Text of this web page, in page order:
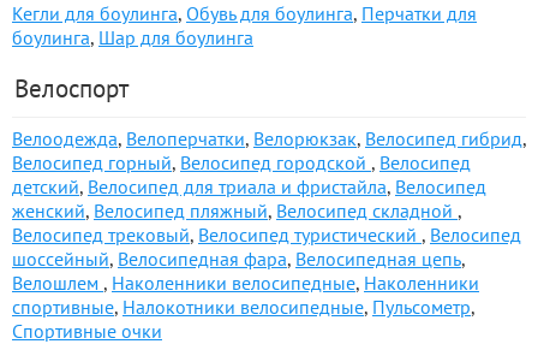
Кегли для боулинга, Обувь для боулинга, Перчатки для
боулинга, Шар для боулинга
Велоспорт
Велоодежда, Велоперчатки, Велорюкзак, Велосипед гибрид,
Велосипед горный, Велосипед городской , Велосипед
детский, Велосипед для триала и фристайла, Велосипед
женский, Велосипед пляжный, Велосипед складной ,
Велосипед трековый, Велосипед туристический , Велосипед
шоссейный, Велосипедная фара, Велосипедная цепь,
Велошлем , Наколенники велосипедные, Наколенники
спортивные, Налокотники велосипедные, Пульсометр,
Спортивные очки